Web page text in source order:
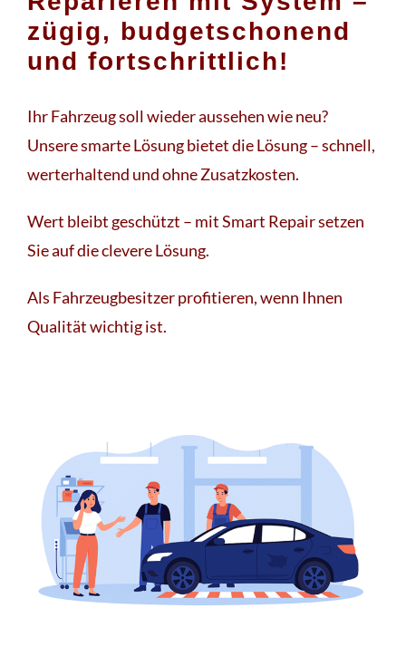
zügig, budgetschonend
und fortschrittlich!
Ihr Fahrzeug soll wieder aussehen wie neu?
Unsere smarte Lösung bietet die Lösung – schnell,
werterhaltend und ohne Zusatzkosten.
Wert bleibt geschützt – mit Smart Repair setzen
Sie auf die clevere Lösung.
Als Fahrzeugbesitzer profitieren, wenn Ihnen
Qualität wichtig ist.